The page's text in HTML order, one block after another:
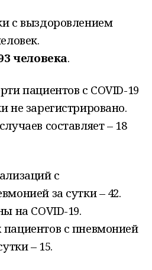
с выздоровлением
человека.
пациентов с COVID-19
не зарегистрировано.
составляет – 18
с
за сутки – 42.
на COVID-19.
с пневмонией
– 15.